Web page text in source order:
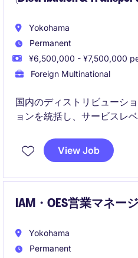
Yokohama
Permanent
¥6,500,000 - ¥7,500,000
Foreign Multinational
国内のディストリビューシ
ョンを統括し、サービスレ
倉庫運営、輸送プロセス、
View Job
IAM・OES営業マネー
Yokohama
Permanent